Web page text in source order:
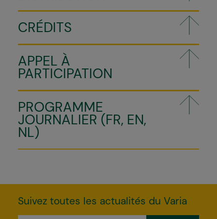
CRÉDITS
APPEL À
PARTICIPATION
PROGRAMME
JOURNALIER (FR, EN,
NL)
Suivez toutes les actualités du Varia